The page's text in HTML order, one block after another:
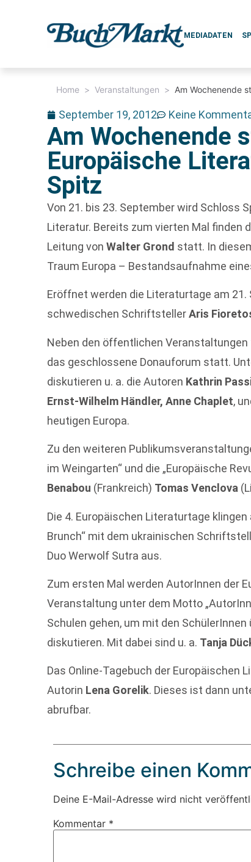
MEDIADATEN
Home > Veranstaltungen > Am Wochenende
September 19, 2012 Keine
Am Wochenende
Europäische
Spitz
Von 21. bis 23. September wird Schloss
Literatur. Bereits zum vierten Mal finden
Leitung vonWalter Grond statt. In
Traum Europa – Bestandsaufnahme
Eröffnet werden die Literaturtage am
schwedischen SchriftstellerAris
Neben den öffentlichen
das geschlossene Donauforum statt.
diskutieren u. a. die Autoren Kathrin
Ernst-Wilhelm Händler, Anne Chaplet,
heutigen Europa.
Zu den weiteren
im Weingarten“ und die „Europäische
Benabou (Frankreich) Tomas Venclova
Die 4. Europäischen Literaturtage
Brunch“ mit dem ukrainischen
Duo Werwolf Sutra aus.
Zum ersten Mal werden AutorInnen der
Veranstaltung unter dem Motto
Schulen gehen, um mit den SchülerInnen
diskutieren. Mit dabei sind u. a. Tanja
Das Online-Tagebuch der Europäischen
Autorin Lena Gorelik. Dieses ist dann
abrufbar.
Schreibe einen
Deine E-Mail-Adresse wird nicht
Kommentar *